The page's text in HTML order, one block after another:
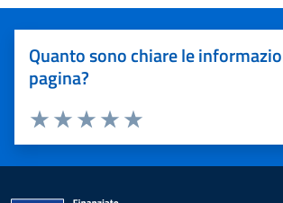
Quanto sono chiare le
pagina?
Valuta 5 stelle su 5
Valuta 4 stelle su 5
Valuta 3 stelle su 5
Valuta 2 stelle su 5
Valuta 1 stelle su 5